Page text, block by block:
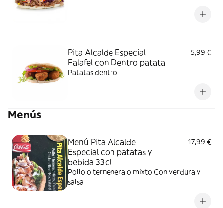
Pita Alcalde Especial
Falafel con Dentro patata
5,99 €
Patatas dentro
Menús
Menú Pita Alcalde
Especial con patatas y
bebida 33cl
17,99 €
Pollo o ternenera o mixto Con verdura y
salsa